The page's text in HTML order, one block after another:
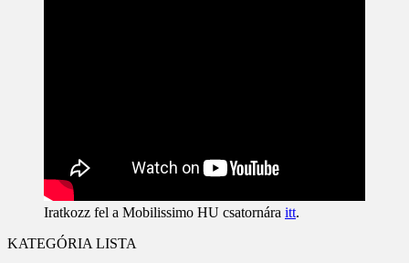
Iratkozz fel a Mobilissimo HU csatornára itt.
KATEGÓRIA LISTA